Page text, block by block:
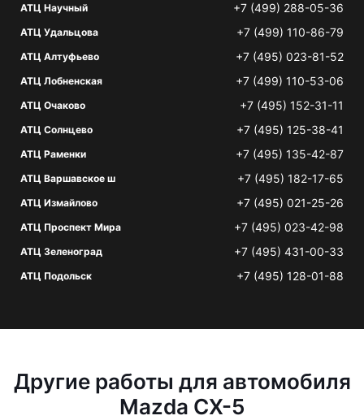
АТЦ Научный +7 (499) 288-05-36
АТЦ Удальцова +7 (499) 110-86-79
АТЦ Алтуфьево +7 (495) 023-81-52
АТЦ Лобненская +7 (499) 110-53-06
АТЦ Очаково +7 (495) 152-31-11
АТЦ Солнцево +7 (495) 125-38-41
АТЦ Раменки +7 (495) 135-42-87
АТЦ Варшавское ш +7 (495) 182-17-65
АТЦ Измайлово +7 (495) 021-25-26
АТЦ Проспект Мира +7 (495) 023-42-98
АТЦ Зеленоград +7 (495) 431-00-33
АТЦ Подольск +7 (495) 128-01-88
Другие работы для автомобиля
Mazda CX-5